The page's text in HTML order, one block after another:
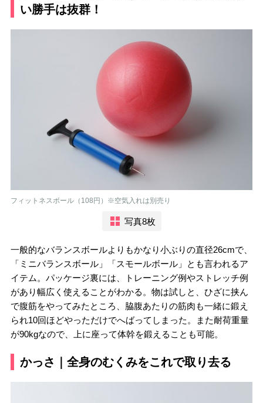
い勝手は抜群！
フィットネスボール（108円）※空気入れは別売り
写真8枚
一般的なバランスボールよりもかなり小ぶりの直径26cmで、
「ミニバランスボール」「スモールボール」とも言われるア
イテム。パッケージ裏には、トレーニング例やストレッチ例
があり幅広く使えることがわかる。物は試しと、ひざに挟ん
で腹筋をやってみたところ、脇腹あたりの筋肉も一緒に鍛え
られ10回ほどやっただけでへばってしまった。また耐荷重量
が90kgなので、上に座って体幹を鍛えることも可能。
かっさ｜全身のむくみをこれで取り去る